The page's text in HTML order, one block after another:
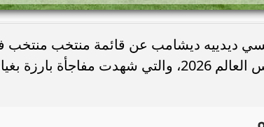
ديدييه ديشامب عن قائمة منتخب منتخب
استعدادًا للمشاركة في بطولة كأس العالم 2026، والتي شهدت